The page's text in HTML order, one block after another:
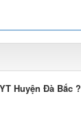
Huyện Đà Bắc ?